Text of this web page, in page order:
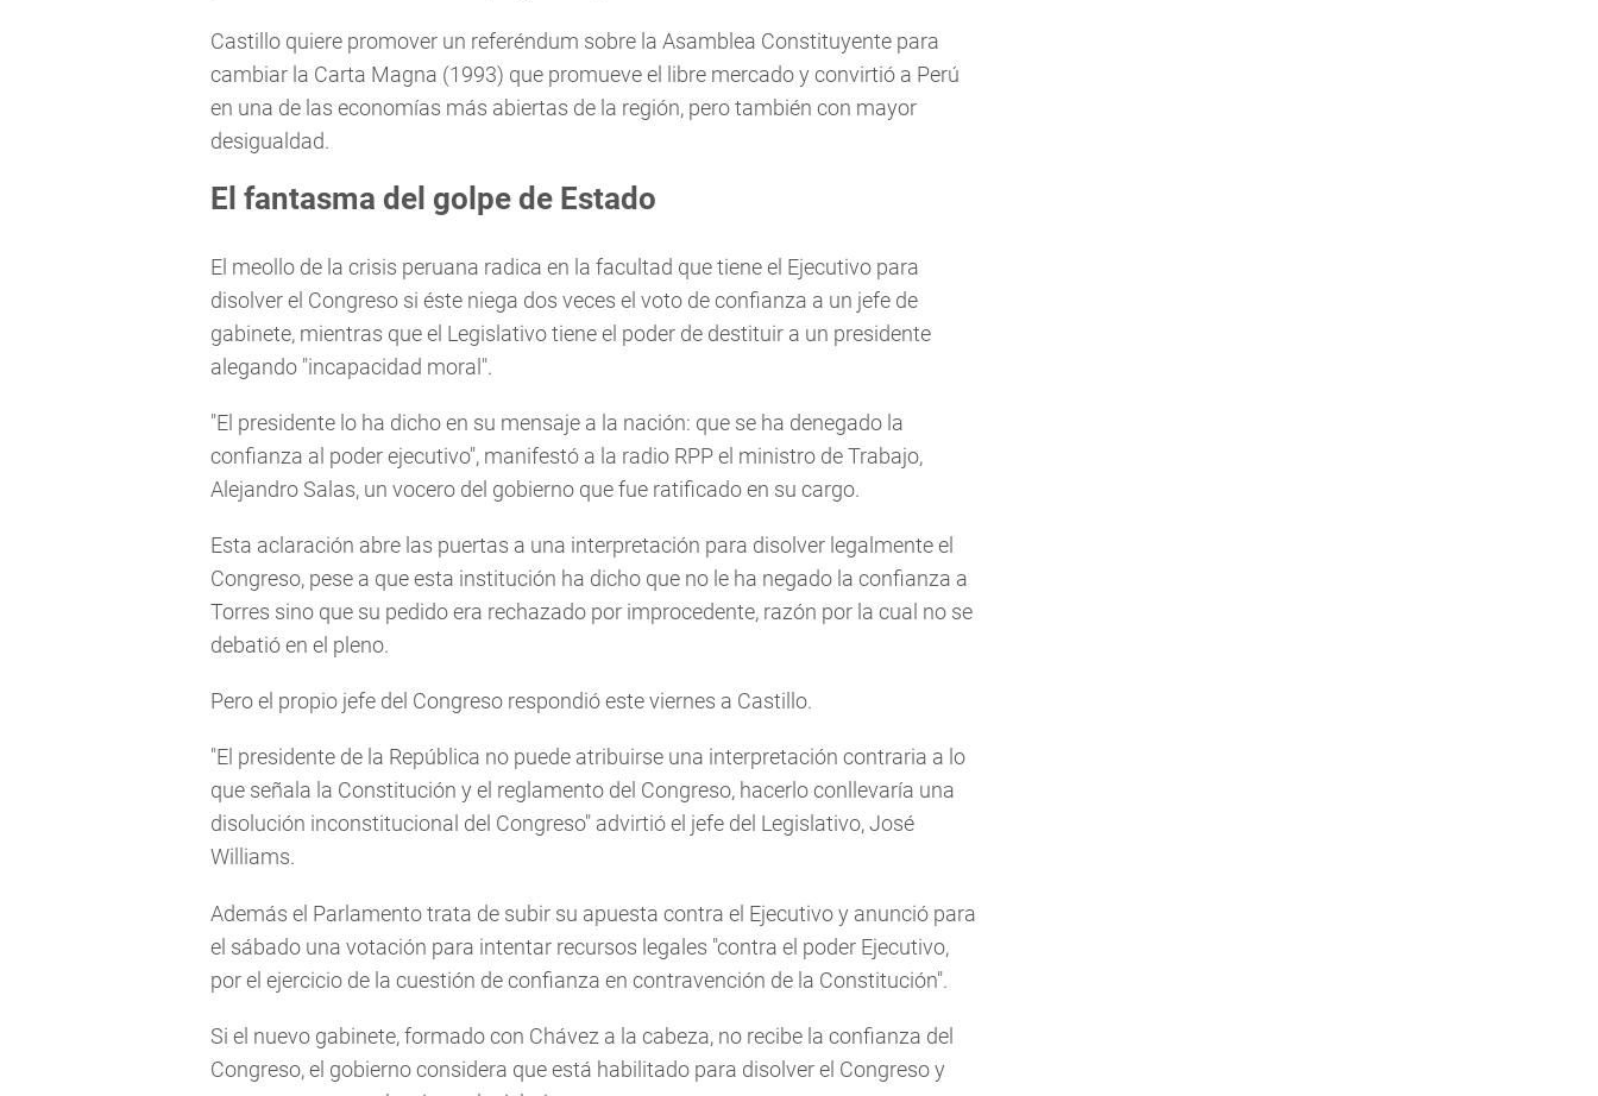
Castillo quiere promover un referéndum sobre la Asamblea Constituyente para
cambiar la Carta Magna (1993) que promueve el libre mercado y convirtió a Perú
en una de las economías más abiertas de la región, pero también con mayor
desigualdad.
El fantasma del golpe de Estado
El meollo de la crisis peruana radica en la facultad que tiene el Ejecutivo para
disolver el Congreso si éste niega dos veces el voto de confianza a un jefe de
gabinete, mientras que el Legislativo tiene el poder de destituir a un presidente
alegando "incapacidad moral".
"El presidente lo ha dicho en su mensaje a la nación: que se ha denegado la
confianza al poder ejecutivo", manifestó a la radio RPP el ministro de Trabajo,
Alejandro Salas, un vocero del gobierno que fue ratificado en su cargo.
Esta aclaración abre las puertas a una interpretación para disolver legalmente el
Congreso, pese a que esta institución ha dicho que no le ha negado la confianza a
Torres sino que su pedido era rechazado por improcedente, razón por la cual no se
debatió en el pleno.
Pero el propio jefe del Congreso respondió este viernes a Castillo.
"El presidente de la República no puede atribuirse una interpretación contraria a lo
que señala la Constitución y el reglamento del Congreso, hacerlo conllevaría una
disolución inconstitucional del Congreso" advirtió el jefe del Legislativo, José
Williams.
Además el Parlamento trata de subir su apuesta contra el Ejecutivo y anunció para
el sábado una votación para intentar recursos legales "contra el poder Ejecutivo,
por el ejercicio de la cuestión de confianza en contravención de la Constitución".
Si el nuevo gabinete, formado con Chávez a la cabeza, no recibe la confianza del
Congreso, el gobierno considera que está habilitado para disolver el Congreso y